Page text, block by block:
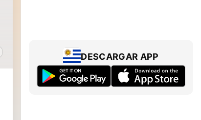
DESCARGAR APP